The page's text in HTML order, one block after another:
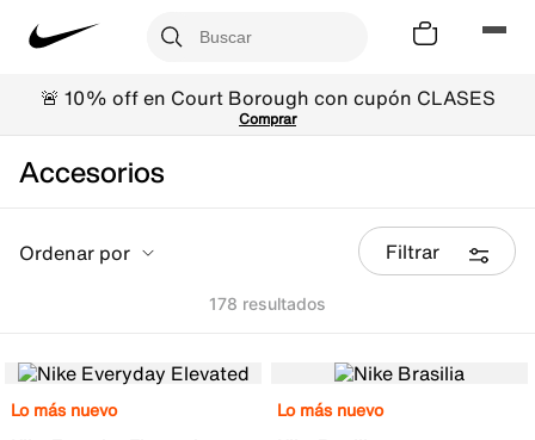
🚨 10% off en Court Borough con cupón CLASES
Comprar
Accesorios
Ordenar por Filtrar
178
Lo más nuevo
Lo más nuevo